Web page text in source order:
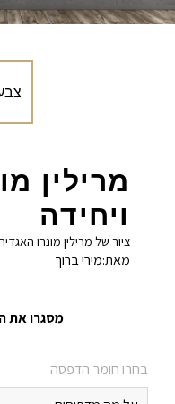
מרילין
ויחידה
ציור של מרילין מונרו
מירי ברוךמאת:
מסגרו את
בחרו חומר הדפסה
מייל